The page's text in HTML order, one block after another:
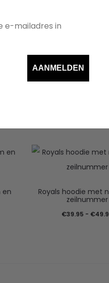
en
Royals hoodie met
zeilnummer
€39.95 - €
AANMELDEN